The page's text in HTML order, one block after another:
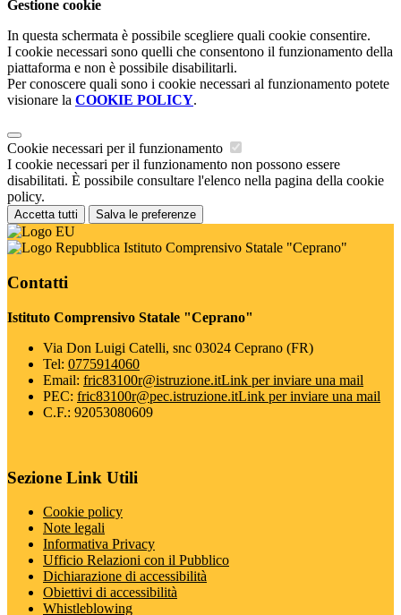
Gestione cookie
In questa schermata è possibile scegliere quali cookie consentire.
I cookie necessari sono quelli che consentono il funzionamento della
piattaforma e non è possibile disabilitarli.
Per conoscere quali sono i cookie necessari al funzionamento potete
visionare la COOKIE POLICY.
Cookie necessari per il funzionamento
I cookie necessari per il funzionamento non possono essere
disabilitati. È possibile consultare l'elenco nella pagina della cookie
policy.
Accetta tutti Salva le preferenze
Istituto Comprensivo Statale "Ceprano"
Contatti
Istituto Comprensivo Statale "Ceprano"
Via Don Luigi Catelli, snc 03024 Ceprano (FR)
Tel: 0775914060
Email: fric83100r@istruzione.itLink per inviare una mail
PEC: fric83100r@pec.istruzione.itLink per inviare una mail
C.F.: 92053080609
Sezione Link Utili
Cookie policy
Note legali
Informativa Privacy
Ufficio Relazioni con il Pubblico
Dichiarazione di accessibilità
Obiettivi di accessibilità
Whistleblowing